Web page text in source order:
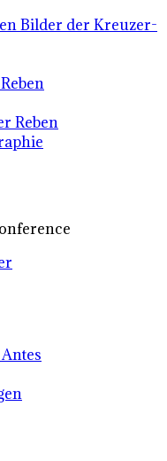
Bilder der Kreuzer-
Reben